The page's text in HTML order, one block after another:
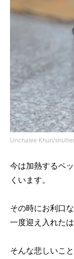
Unchalee Khun/
今は加熱するペ
くいます。
その時にお利口
一度迎え入れた
そんな悲しいこ